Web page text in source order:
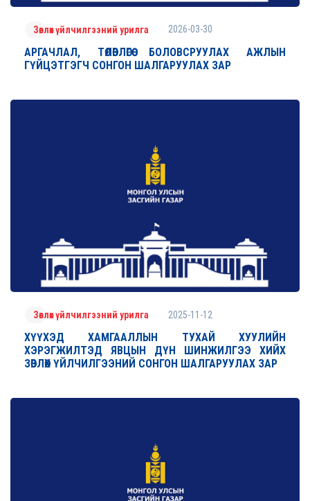
Зөвлөх үйлчилгээний урилга 2026-03-30
АРГАЧЛАЛ, ТӨЛӨВЛӨГӨӨ БОЛОВСРУУЛАХ АЖЛЫН
ГҮЙЦЭТГЭГЧ СОНГОН ШАЛГАРУУЛАХ ЗАР
Зөвлөх үйлчилгээний урилга 2025-11-12
ХҮҮХЭД ХАМГААЛЛЫН ТУХАЙ ХУУЛИЙН
ХЭРЭГЖИЛТЭД ЯВЦЫН ДҮН ШИНЖИЛГЭЭ ХИЙХ
ЗӨВЛӨХ ҮЙЛЧИЛГЭЭНИЙ СОНГОН ШАЛГАРУУЛАХ ЗАР